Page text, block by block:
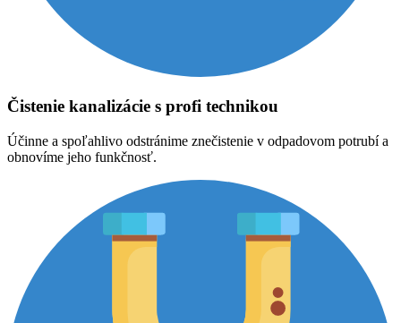
Čistenie kanalizácie s profi technikou
Účinne a spoľahlivo odstránime znečistenie v odpadovom potrubí a
obnovíme jeho funkčnosť.